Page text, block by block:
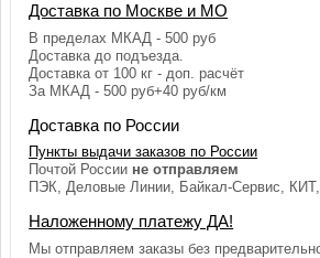
Доставка по Москве и МО
В пределах МКАД - 500 руб
Доставка до подъезда.
Доставка от 100 кг - доп. расчёт
За МКАД - 500 руб+40 руб/км
Доставка по России
Пункты выдачи заказов по России
Почтой России не отправляем
ПЭК, Деловые Линии, Байкал-Сервис,
Наложенному платежу ДА!
Мы отправляем заказы без